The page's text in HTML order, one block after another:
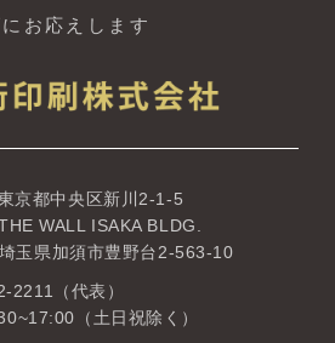
お応えします
東京都中央区新川2-1-5
ISAKA BLDG.
玉県加須市豊野台2-563-10
（代表）
（土日祝除く）